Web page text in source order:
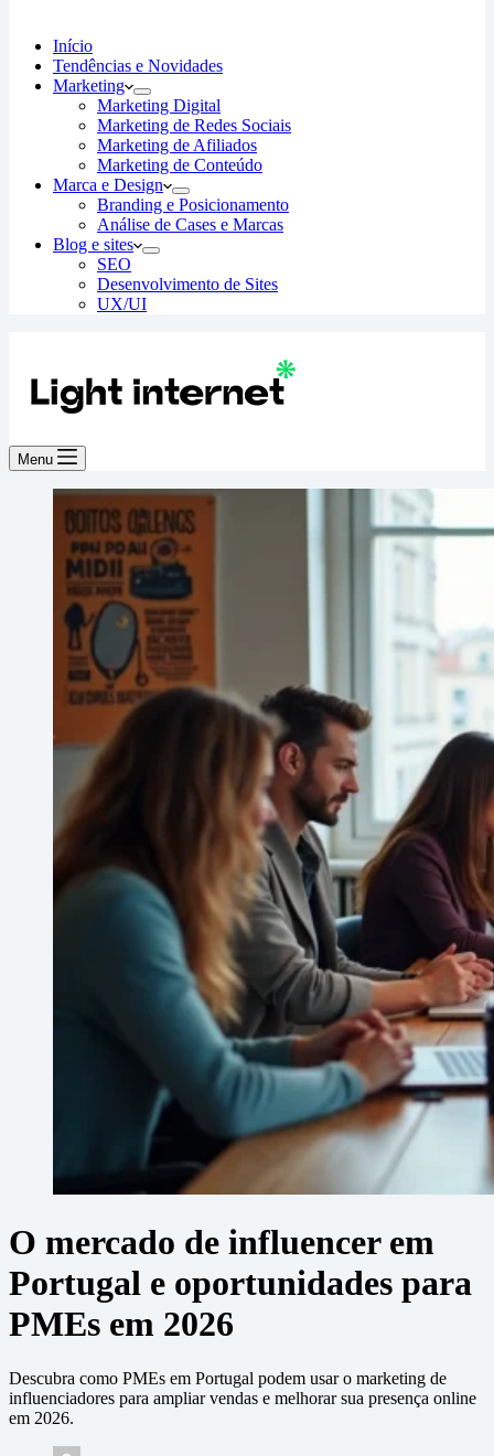
Início
Tendências e Novidades
Marketing
Marketing Digital
Marketing de Redes Sociais
Marketing de Afiliados
Marketing de Conteúdo
Marca e Design
Branding e Posicionamento
Análise de Cases e Marcas
Blog e sites
SEO
Desenvolvimento de Sites
UX/UI
Menu
O mercado de influencer em
Portugal e oportunidades para
PMEs em 2026
Descubra como PMEs em Portugal podem usar o marketing de
influenciadores para ampliar vendas e melhorar sua presença online
em 2026.